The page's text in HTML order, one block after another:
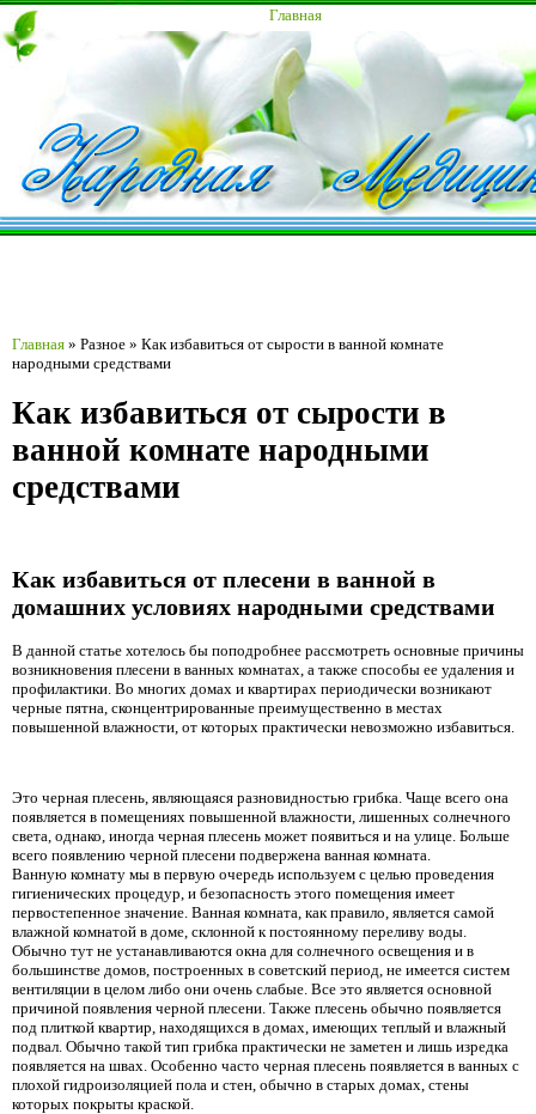
Главная
Главная » Разное » Как избавиться от сырости в ванной комнате
народными средствами
Как избавиться от сырости в
ванной комнате народными
средствами
Как избавиться от плесени в ванной в
домашних условиях народными средствами
В данной статье хотелось бы поподробнее рассмотреть основные причины
возникновения плесени в ванных комнатах, а также способы ее удаления и
профилактики. Во многих домах и квартирах периодически возникают
черные пятна, сконцентрированные преимущественно в местах
повышенной влажности, от которых практически невозможно избавиться.
Это черная плесень, являющаяся разновидностью грибка. Чаще всего она
появляется в помещениях повышенной влажности, лишенных солнечного
света, однако, иногда черная плесень может появиться и на улице. Больше
всего появлению черной плесени подвержена ванная комната.
Ванную комнату мы в первую очередь используем с целью проведения
гигиенических процедур, и безопасность этого помещения имеет
первостепенное значение. Ванная комната, как правило, является самой
влажной комнатой в доме, склонной к постоянному переливу воды.
Обычно тут не устанавливаются окна для солнечного освещения и в
большинстве домов, построенных в советский период, не имеется систем
вентиляции в целом либо они очень слабые. Все это является основной
причиной появления черной плесени. Также плесень обычно появляется
под плиткой квартир, находящихся в домах, имеющих теплый и влажный
подвал. Обычно такой тип грибка практически не заметен и лишь изредка
появляется на швах. Особенно часто черная плесень появляется в ванных с
плохой гидроизоляцией пола и стен, обычно в старых домах, стены
которых покрыты краской.